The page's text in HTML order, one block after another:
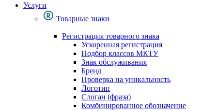
Услуги
Товарные знаки
Регистрация товарного знака
Ускоренная регистрация
Подбор классов МКТУ
Знак обслуживания
Бренд
Проверка на уникальность
Логотип
Слоган (фраза)
Комбинированное обозначение